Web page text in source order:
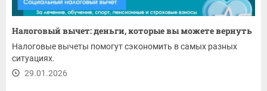
Налоговый вычет: деньги, которые вы можете вернуть
Налоговые вычеты помогут сэкономить в самых разных
ситуациях.
29.01.2026